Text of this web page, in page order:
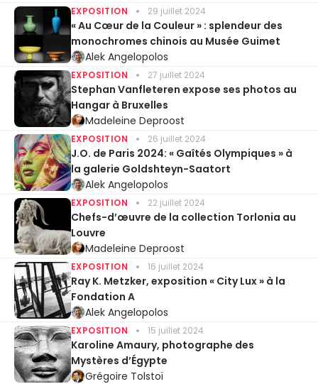
EXPOSITION 29 juillet 2024
« Au Cœur de la Couleur » : splendeur des
monochromes chinois au Musée Guimet
Alek Angelopolos
EXPOSITION 27 juillet 2024
Stephan Vanfleteren expose ses photos au
Hangar à Bruxelles
Madeleine Deproost
EXPOSITION 26 juillet 2024
J.O. de Paris 2024: « Gaîtés Olympiques » à
la galerie Goldshteyn-Saatort
Alek Angelopolos
EXPOSITION 22 juillet 2024
Chefs-d’œuvre de la collection Torlonia au
Louvre
Madeleine Deproost
EXPOSITION 16 juillet 2024
Ray K. Metzker, exposition « City Lux » à la
Fondation A
Alek Angelopolos
EXPOSITION 15 juillet 2024
Karoline Amaury, photographe des
Mystères d’Égypte
Grégoire Tolstoï